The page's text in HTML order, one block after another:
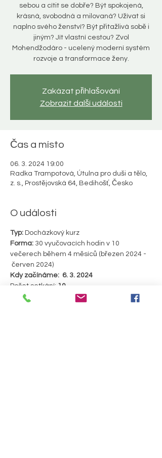
sebou a cítit se dobře? Být spokojená,
krásná, svobodná a milovaná? Užívat si
naplno svého ženství? Být přitažlivá sobě i
jiným? Jít vlastní cestou? Zvol
Mohendžodáro - ucelený moderní systém
Zakázat přihlašování
Zobrazit další události
Čas a místo
06. 3. 2024 19:00
Radka Trampotová, Útulna pro duši a tělo,
z. s., Prostějovská 64, Bedihošť, Česko
O události
Typ: Docházkový kurz
Forma: 30 vyučovacích hodin v 10
večerech během 4 měsíců (březen 2024 -
červen 2024)
Kdy začínáme:  6. 3. 2024
Počet setkání: 10
Délka 1 lekce:
3 hodiny